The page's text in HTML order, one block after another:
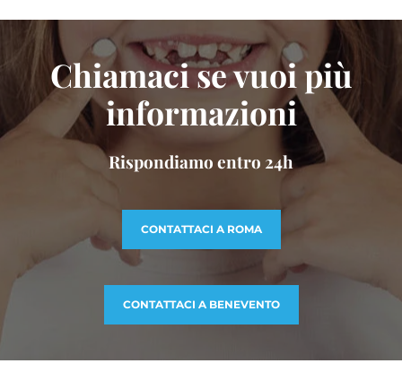
Chiamaci se vuoi più
informazioni
Rispondiamo entro 24h
CONTATTACI A ROMA
CONTATTACI A BENEVENTO